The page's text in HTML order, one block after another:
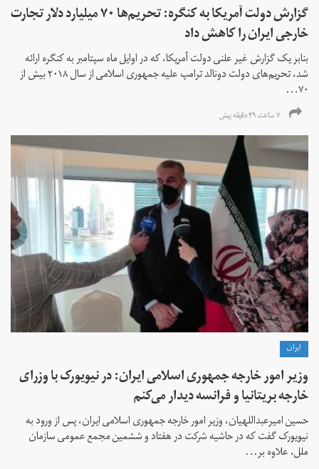
گزارش دولت آمریکا به کنگره: تحریم‌ها ۷۰ میلیارد دلار تجارت
خارجی ایران را کاهش داد
بنابر یک گزارش غیر علنی دولت آمریکا، که در اوایل ماه سپتامبر به کنگره ارائه
شد، تحریم‌های دولت دونالد ترامپ علیه جمهوری اسلامی از سال ۲۰۱۸ بیش از
۷۰...
۷ ساعت ۴۹ دقیقه پیش
ايران
وزیر امور خارجه جمهوری اسلامی ایران: در نیویورک با وزرای
خارجه بریتانیا و فرانسه دیدار می‌کنم
حسین امیرعبداللهیان، وزیر امور خارجه جمهوری اسلامی ایران، پس از ورود به
نیویورک گفت که در حاشیه شرکت در هفتاد و ششمین مجمع عمومی سازمان
ملل، علاوه بر...